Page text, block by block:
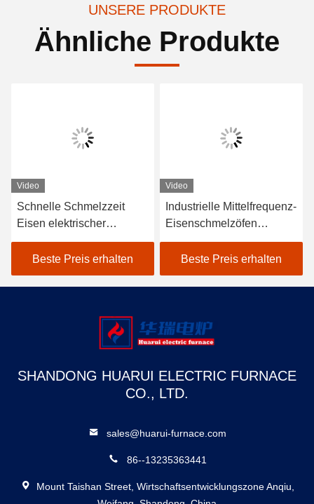
UNSERE PRODUKTE
Ähnliche Produkte
Video
Schnelle Schmelzzeit
Eisen elektrischer
Schmelzofen mit geringer
Wartung
Beste Preis erhalten
Video
Industrielle Mittelfrequenz-
Eisenschmelzöfen
Elektröfen Schnelle
Schmelzzeit
Beste Preis erhalten
SHANDONG HUARUI ELECTRIC FURNACE
CO., LTD.
sales@huarui-furnace.com
86--13235363441
Mount Taishan Street, Wirtschaftsentwicklungszone Anqiu,